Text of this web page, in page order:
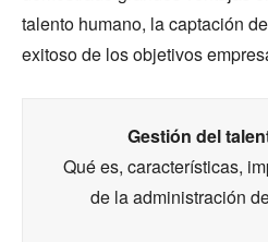
talento humano, la captación
exitoso de los objetivos
Gestión del
Qué es, características,
de la administración